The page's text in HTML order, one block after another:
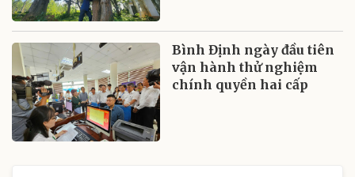
Bình Định ngày đầu tiên
vận hành thử nghiệm
chính quyền hai cấp